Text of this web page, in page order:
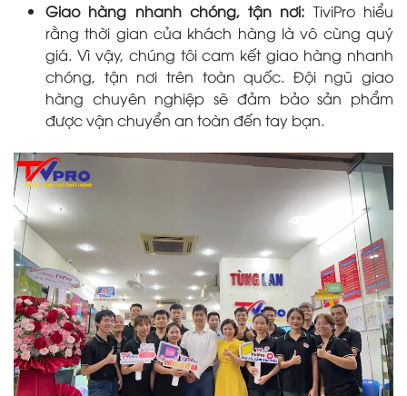
Giao hàng nhanh chóng, tận nơi: TiviPro hiểu
rằng thời gian của khách hàng là vô cùng quý
giá. Vì vậy, chúng tôi cam kết giao hàng nhanh
chóng, tận nơi trên toàn quốc. Đội ngũ giao
hàng chuyên nghiệp sẽ đảm bảo sản phẩm
được vận chuyển an toàn đến tay bạn.